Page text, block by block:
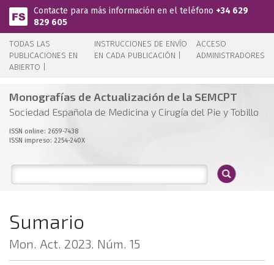
Pasar al contenido principal
Contacte para más información en el teléfono +34 629
829 605
TODAS LAS
PUBLICACIONES EN
ABIERTO |
INSTRUCCIONES DE ENVÍO
EN CADA PUBLICACIÓN |
ACCESO
ADMINISTRADORES
Monografías de Actualización de la SEMCPT
Sociedad Española de Medicina y Cirugía del Pie y Tobillo
ISSN online: 2659-7438
ISSN impreso: 2254-240X
Sumario
Mon. Act. 2023. Núm. 15